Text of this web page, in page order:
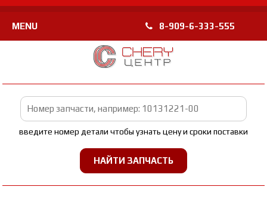
MENU 8-909-6-333-555
введите номер детали чтобы узнать цену и сроки поставки